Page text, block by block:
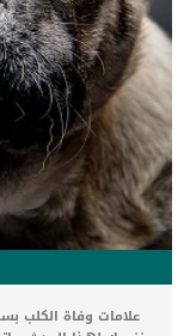
علامات وفاة الكلب